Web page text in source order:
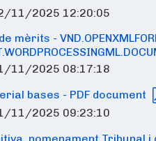
11/2025 12:20:05
mèrits -
11/2025 08:17:18
bases - PDF document
11/2025 09:23:10
nomenament Tribunal i